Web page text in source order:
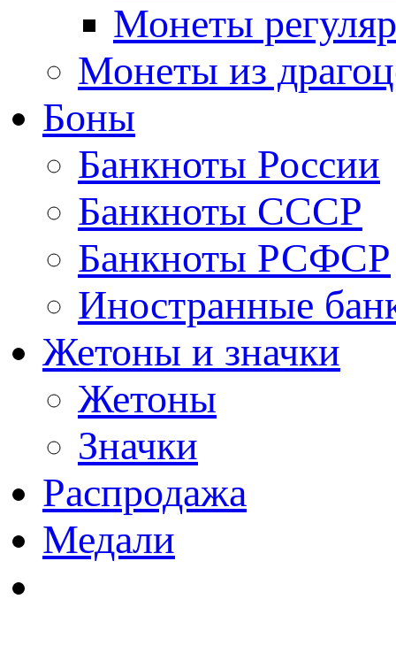
Монеты
Монеты из
Боны
Банкноты России
Банкноты СССР
Банкноты РСФСР
Иностранные
Жетоны и значки
Жетоны
Значки
Распродажа
Медали